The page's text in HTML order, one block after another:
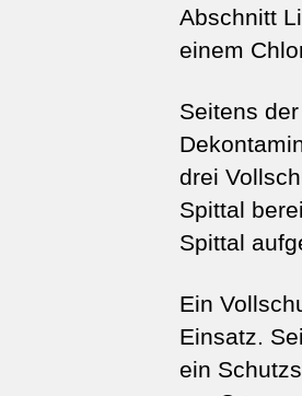
Abschnitt
einem
Seitens
drei
Spittal
Spittal
Ein
Einsatz.
ein